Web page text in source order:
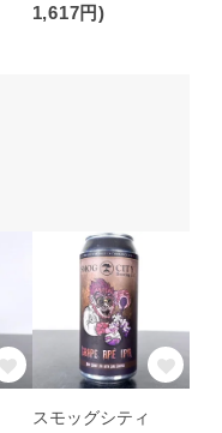
1,617円)
スモッグシティ